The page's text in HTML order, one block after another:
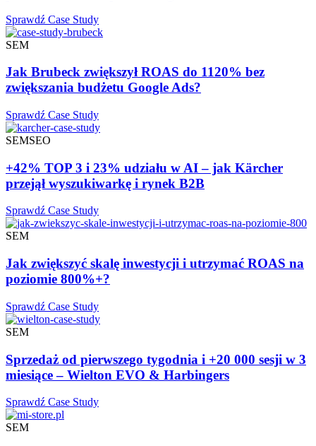
Sprawdź Case Study
SEM
Jak Brubeck zwiększył ROAS do 1120% bez
zwiększania budżetu Google Ads?
Sprawdź Case Study
SEMSEO
+42% TOP 3 i 23% udziału w AI – jak Kärcher
przejął wyszukiwarkę i rynek B2B
Sprawdź Case Study
SEM
Jak zwiększyć skalę inwestycji i utrzymać ROAS na
poziomie 800%+?
Sprawdź Case Study
SEM
Sprzedaż od pierwszego tygodnia i +20 000 sesji w 3
miesiące – Wielton EVO & Harbingers
Sprawdź Case Study
SEM